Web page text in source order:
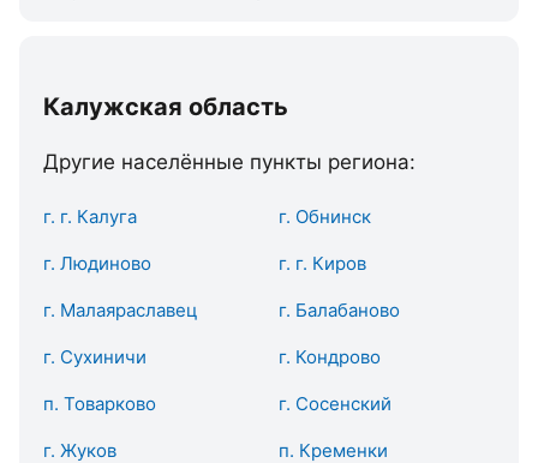
Калужская область
Другие населённые пункты региона:
г. г. Калуга г. Обнинск
г. Людиново г. г. Киров
г. Малаяраславец г. Балабаново
г. Сухиничи г. Кондрово
п. Товарково г. Сосенский
г. Жуков п. Кременки